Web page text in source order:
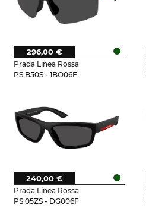
Prada Linea Rossa
PS B50S - 1BO06F
296,00 €
Prada Linea Rossa
PS 05ZS - DG006F
240,00 €